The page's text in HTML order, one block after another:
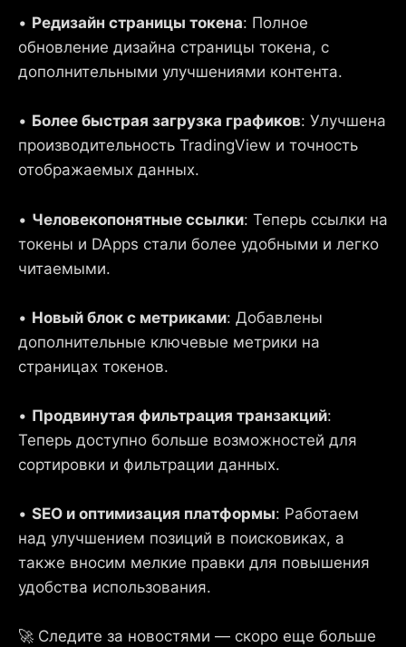
• Редизайн страницы токена: Полное
обновление дизайна страницы токена, с
дополнительными улучшениями контента.
• Более быстрая загрузка графиков: Улучшена
производительность TradingView и точность
отображаемых данных.
• Человекопонятные ссылки: Теперь ссылки на
токены и DApps стали более удобными и легко
читаемыми.
• Новый блок с метриками: Добавлены
дополнительные ключевые метрики на
страницах токенов.
• Продвинутая фильтрация транзакций:
Теперь доступно больше возможностей для
сортировки и фильтрации данных.
• SEO и оптимизация платформы: Работаем
над улучшением позиций в поисковиках, а
также вносим мелкие правки для повышения
удобства использования.
🚀 Следите за новостями — скоро еще больше